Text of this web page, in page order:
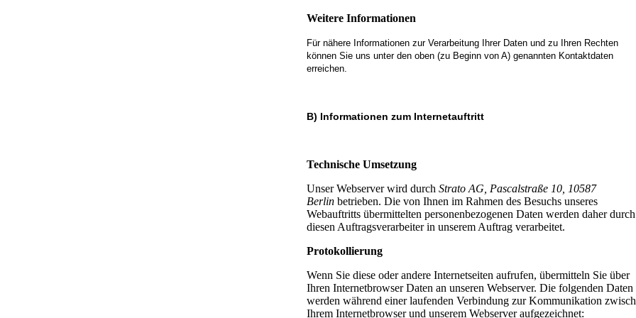
Weitere Informationen
Für nähere Informationen zur Verarbeitung Ihrer Daten und zu Ihren Rechten
können Sie uns unter den oben (zu Beginn von A) genannten Kontaktdaten
erreichen.
B) Informationen zum Internetauftritt
Technische Umsetzung
Unser Webserver wird durch Strato AG, Pascalstraße 10, 10587
Berlin betrieben. Die von Ihnen im Rahmen des Besuchs unseres
Webauftritts übermittelten personenbezogenen Daten werden daher durch
diesen Auftragsverarbeiter in unserem Auftrag verarbeitet.
Protokollierung
Wenn Sie diese oder andere Internetseiten aufrufen, übermitteln Sie über
Ihren Internetbrowser Daten an unseren Webserver. Die folgenden Daten
werden während einer laufenden Verbindung zur Kommunikation
Ihrem Internetbrowser und unserem Webserver aufgezeichnet: